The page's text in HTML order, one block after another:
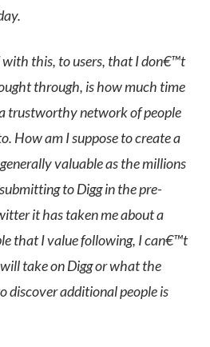
this, to users, that I don€™t
through, is how much time
trustworthy network of people
How am I suppose to create a
valuable as the millions
to Digg in the pre-
it has taken me about a
that I value following, I can€™t
take on Digg or what the
discover additional people is